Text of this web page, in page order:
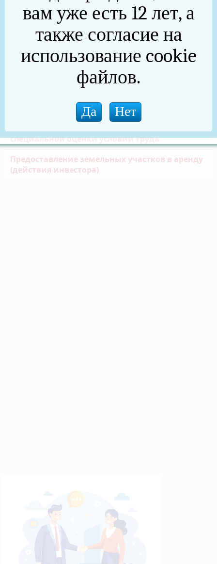
Аварийные дома
Кадастровая Оценка
специальной оценки условий труда
Предоставление земельных участков в аренду
(действия инвестора)
вам уже есть 12 лет, а
также согласие на
использование cookie
файлов.